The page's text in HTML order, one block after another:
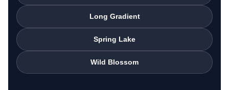
Long Gradient
Spring Lake
Wild Blossom